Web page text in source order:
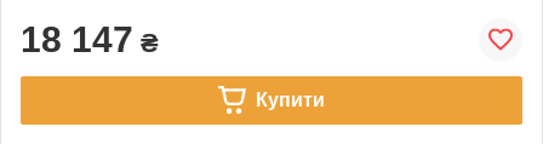
18 147 ₴
Купити